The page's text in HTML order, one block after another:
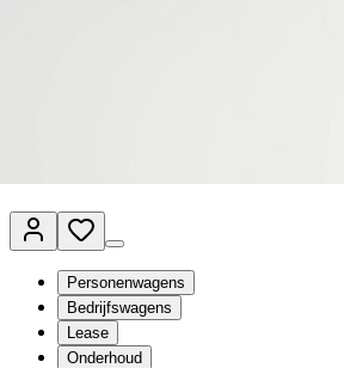
Personenwagens
Bedrijfswagens
Lease
Onderhoud